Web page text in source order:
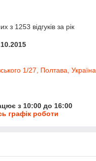
з 1253 відгуків за рік
1/27, Полтава, Україна
з 10:00 до 16:00
графік роботи